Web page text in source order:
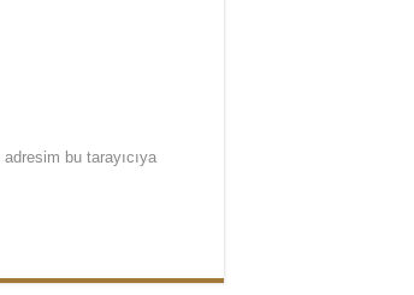
bu tarayıcıya